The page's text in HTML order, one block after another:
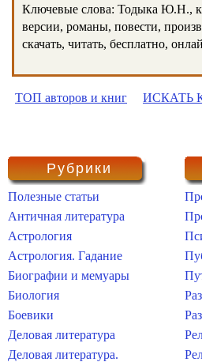
Ключевые слова: Тодыка Ю.Н.,
версии, романы, повести,
скачать, читать, бесплатно,
ТОП авторов и книг ИСКАТЬ
Рубрики
Полезные статьи
Античная литература
Астрология
Астрология. Гадание
Биографии и мемуары
Биология
Боевики
Деловая литература
Деловая литература.